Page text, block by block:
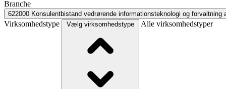
Branche
622000 Konsulentbistand vedrørende informationsteknologi og forvaltning
Virksomhedstype Vælg virksomhedstype Alle virksomhedstyper